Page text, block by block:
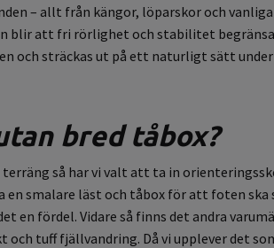
– allt från kängor, löparskor och
blir att fri rörlighet och stabilitet
och sträckas ut på ett naturligt sätt under
bred tåbox?
så har vi valt att ta in
en smalare läst och tåbox för att foten
en fördel. Vidare så finns det andra
tuff fjällvandring. Då vi upplever det